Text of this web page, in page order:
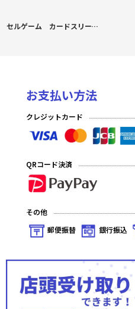
セルゲーム カードスリーブ 鬼集合
お支払い方法
クレジットカード
QRコード決済
その他
郵便振替
銀行振込